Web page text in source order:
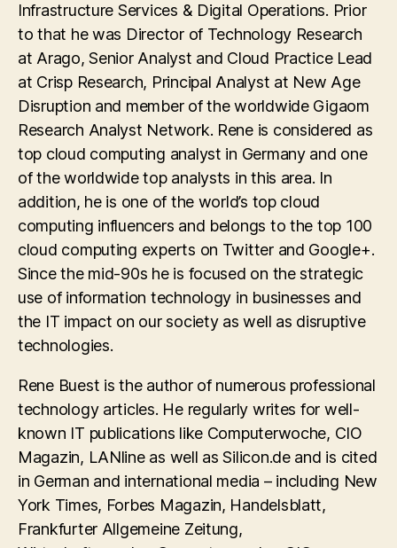
Infrastructure Services & Digital Operations. Prior
to that he was Director of Technology Research
at Arago, Senior Analyst and Cloud Practice Lead
at Crisp Research, Principal Analyst at New Age
Disruption and member of the worldwide Gigaom
Research Analyst Network. Rene is considered as
top cloud computing analyst in Germany and one
of the worldwide top analysts in this area. In
addition, he is one of the world’s top cloud
computing influencers and belongs to the top 100
cloud computing experts on Twitter and Google+.
Since the mid-90s he is focused on the strategic
use of information technology in businesses and
the IT impact on our society as well as disruptive
technologies.
Rene Buest is the author of numerous professional
technology articles. He regularly writes for well-
known IT publications like Computerwoche, CIO
Magazin, LANline as well as Silicon.de and is cited
in German and international media – including New
York Times, Forbes Magazin, Handelsblatt,
Frankfurter Allgemeine Zeitung,